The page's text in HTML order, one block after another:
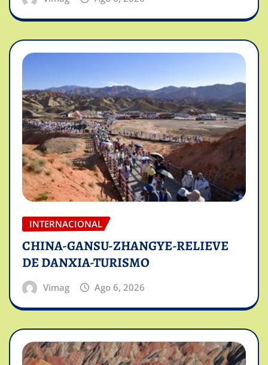
INTERNACIONAL
CHINA-GANSU-ZHANGYE-RELIEVE
DE DANXIA-TURISMO
Vimag Ago 6, 2026